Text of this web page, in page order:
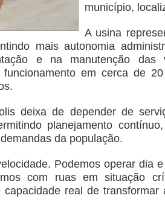
município,
A usina
mais autonomia
e na manutenção
em cerca de
deixa de depender de
planejamento
da população.
Podemos operar dia
com ruas em situação
real de transformar